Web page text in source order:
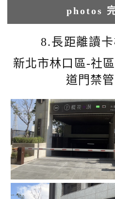
photos
1.人臉辨識系統實績
2.電動柵欄機系列實績
3.車牌辨識收費系統實績
4.車牌辨識收費系統-客製
5.停車收費系統系列實績
6.停車收費系統-地閘式實
7.人員管制機系列實績
8.長距離讀
新北市林口區-社
道門禁